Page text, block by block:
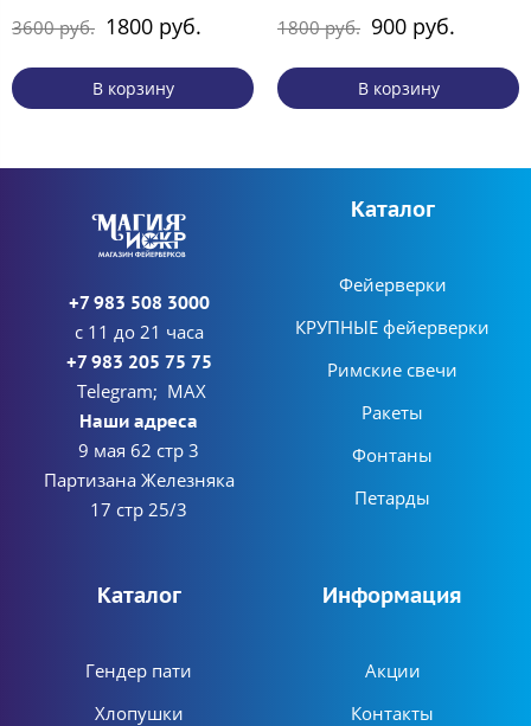
3600 руб. 1800 руб.
В корзину
1800 руб. 900 руб.
В корзину
+7 983 508 3000
с 11 до 21 часа
+7 983 205 75 75
Telegram; MAX
Наши адреса
9 мая 62 стр 3
Партизана Железняка
17 стр 25/3
Каталог
Фейерверки
КРУПНЫЕ фейерверки
Римские свечи
Ракеты
Фонтаны
Петарды
Каталог
Гендер пати
Хлопушки
Информация
Акции
Контакты